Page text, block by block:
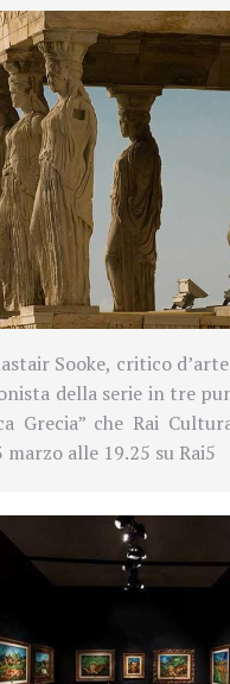
Sooke, critico
della serie in tre
Grecia” che Rai
alle 19.25 su Rai5